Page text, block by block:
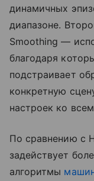
динамичных
диапазоне.
Smoothing —
благодаря
подстраивает
конкретную
настроек ко
По сравнению с
задействует
алгоритмы